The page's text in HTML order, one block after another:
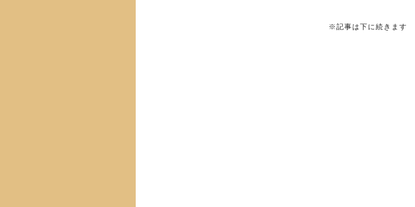
※記事は下に続きます